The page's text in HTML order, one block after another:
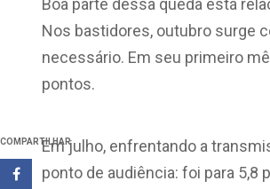
COMPARTILHAR
Boa parte dessa queda está
Nos bastidores, outubro surge
necessário. Em seu primeiro
pontos.
Em julho, enfrentando a
ponto de audiência: foi para